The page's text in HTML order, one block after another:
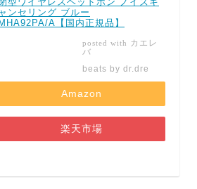
ャンセリング ブルー
MHA92PA/A【国内正規品】
posted with カエレ
バ
beats by dr.dre
Amazon
楽天市場